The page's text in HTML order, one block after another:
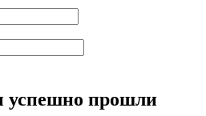
успешно прошли